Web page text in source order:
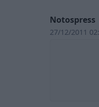
Notospress
27/12/2011